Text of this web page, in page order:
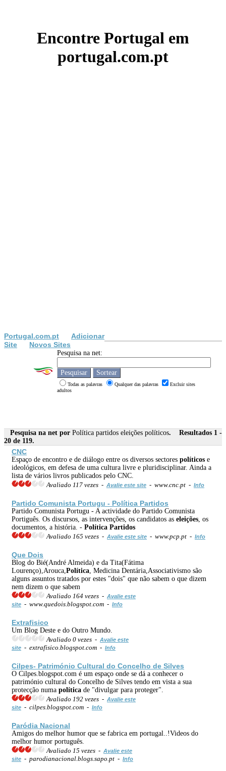
Encontre Portugal em
portugal.com.pt
Portugal.com.pt
Adicionar
Site
Novos Sites
Pesquisa na net:
Todas as palavras Qualquer das palavras
Excluir sites
adultos
Pesquisa na net por Política partidos eleições políticos. Resultados 1 -
20 de 119.
CNC
Espaço de encontro e de diálogo entre os diversos sectores políticos e
ideológicos, em defesa de uma cultura livre e pluridisciplinar. Ainda a
lista de vários livros publicados pelo CNC.
Avaliado 117 vezes - Avalie este site - www.cnc.pt - Info
Partido Comunista Portugu - Política Partidos
Partido Comunista Portugu - A actividade do Partido Comunista
Portiguês. Os discursos, as intervenções, os candidatos as eleições , os
documentos, a história. - Política Partidos
Avaliado 165 vezes - Avalie este site - www.pcp.pt - Info
Que Dois
Blog do Bié(André Almeida) e da Tita(Fátima
Lourenço),Arouca, Política , Medicina Dentária,Associativismo são
alguns assuntos tratados por estes "dois" que não sabem o que dizem
nem dizem o que sabem
Avaliado 164 vezes - Avalie este
site - www.quedois.blogspot.com - Info
Extrafisico
Um Blog Deste e do Outro Mundo.
Avaliado 0 vezes - Avalie este
site - extrafisico.blogspot.com - Info
Cilpes- Património Cultural do Concelho de Silves
O Cilpes.blogspot.com é um espaço onde se dá a conhecer o
património cultural do Concelho de Silves tendo em vista a sua
protecção numa política de "divulgar para proteger".
Avaliado 192 vezes - Avalie este
site - cilpes.blogspot.com - Info
Paródia Nacional
Amigos do melhor humor que se fabrica em portugal..!Videos do
melhor humor português.
Avaliado 15 vezes - Avalie este
site - parodianacional.blogs.sapo.pt - Info